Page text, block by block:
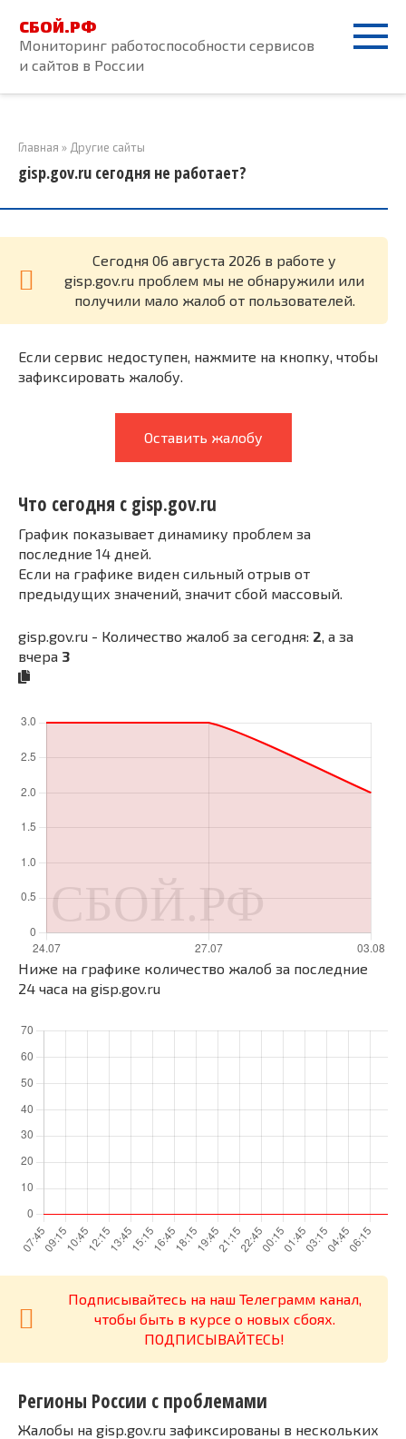
контенту
СБОЙ.РФ
Мониторинг работоспособности сервисов
и сайтов в России
Главная » Другие сайты
gisp.gov.ru сегодня не работает?
Cегодня 06 августа 2026 в работе у
gisp.gov.ru проблем мы не обнаружили или
получили мало жалоб от пользователей.
Если сервис недоступен, нажмите на кнопку, чтобы
зафиксировать жалобу.
Оставить жалобу
Что сегодня с gisp.gov.ru
График показывает динамику проблем за
последние 14 дней.
Если на графике виден сильный отрыв от
предыдущих значений, значит сбой массовый.
gisp.gov.ru - Количество жалоб за сегодня: 2 , а за
вчера 3
Ниже на графике количество жалоб за последние
24 часа на gisp.gov.ru
Подписывайтесь на наш Телеграмм канал,
чтобы быть в курсе о новых сбоях.
ПОДПИСЫВАЙТЕСЬ!
Регионы России с проблемами
Жалобы на gisp.gov.ru зафиксированы в нескольких